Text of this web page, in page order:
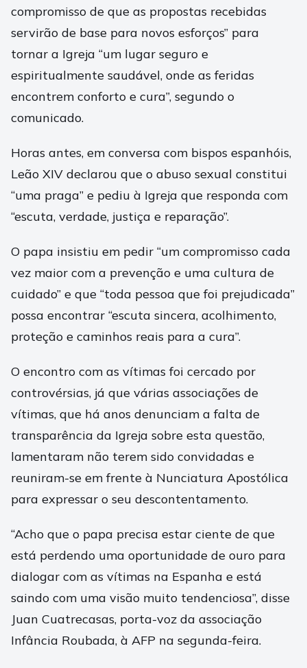
compromisso de que as propostas recebidas
servirão de base para novos esforços” para
tornar a Igreja “um lugar seguro e
espiritualmente saudável, onde as feridas
encontrem conforto e cura”, segundo o
comunicado.
Horas antes, em conversa com bispos espanhóis,
Leão XIV declarou que o abuso sexual constitui
“uma praga” e pediu à Igreja que responda com
“escuta, verdade, justiça e reparação”.
O papa insistiu em pedir “um compromisso cada
vez maior com a prevenção e uma cultura de
cuidado” e que “toda pessoa que foi prejudicada”
possa encontrar “escuta sincera, acolhimento,
proteção e caminhos reais para a cura”.
O encontro com as vítimas foi cercado por
controvérsias, já que várias associações de
vítimas, que há anos denunciam a falta de
transparência da Igreja sobre esta questão,
lamentaram não terem sido convidadas e
reuniram-se em frente à Nunciatura Apostólica
para expressar o seu descontentamento.
“Acho que o papa precisa estar ciente de que
está perdendo uma oportunidade de ouro para
dialogar com as vítimas na Espanha e está
saindo com uma visão muito tendenciosa”, disse
Juan Cuatrecasas, porta-voz da associação
Infância Roubada, à AFP na segunda-feira.